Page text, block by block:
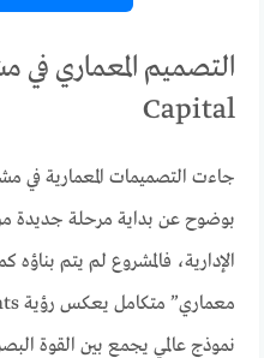
Capital
بوضوح عن بداية مرحلة جديدة
الإدارية، فالمشروع لم يتم
نموذج عالمي يجمع بين القوة